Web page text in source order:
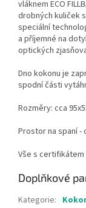
vláknem ECO
drobných kuliček
speciální
a příjemné na
optických
Dno kokonu je
spodní části
Rozměry: cca
Prostor na spaní -
Vše s certifikátem
Doplňkové
Kategorie: